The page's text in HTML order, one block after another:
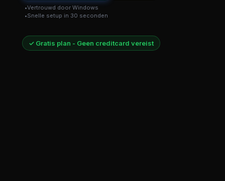
Vertrouwd door Windows
Snelle setup in 30 seconden
✓ Gratis plan - Geen creditcard vereist